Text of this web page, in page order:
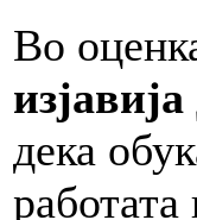
Во
дека